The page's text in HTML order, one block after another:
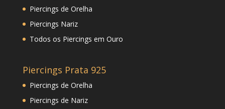
Piercings de Orelha
Piercings Nariz
Todos os Piercings em Ouro
Piercings Prata 925
Piercings de Orelha
Piercings de Nariz